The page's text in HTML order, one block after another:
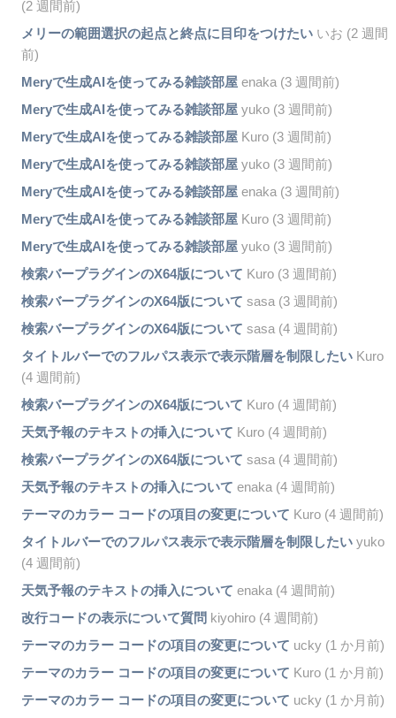
(2 週間前)
メリーの範囲選択の起点と終点に目印をつけたいいお (2 週間
前)
Meryで生成AIを使ってみる雑談部屋enaka (3 週間前)
Meryで生成AIを使ってみる雑談部屋yuko (3 週間前)
Meryで生成AIを使ってみる雑談部屋Kuro (3 週間前)
Meryで生成AIを使ってみる雑談部屋yuko (3 週間前)
Meryで生成AIを使ってみる雑談部屋enaka (3 週間前)
Meryで生成AIを使ってみる雑談部屋Kuro (3 週間前)
Meryで生成AIを使ってみる雑談部屋yuko (3 週間前)
検索バープラグインのX64版について Kuro (3 週間前)
検索バープラグインのX64版について sasa (3 週間前)
検索バープラグインのX64版について sasa (4 週間前)
タイトルバーでのフルパス表示で表示階層を制限したいKuro
(4 週間前)
検索バープラグインのX64版について Kuro (4 週間前)
天気予報のテキストの挿入について Kuro (4 週間前)
検索バープラグインのX64版について sasa (4 週間前)
天気予報のテキストの挿入について enaka (4 週間前)
テーマのカラー コードの項目の変更について Kuro (4 週間前)
タイトルバーでのフルパス表示で表示階層を制限したいyuko
(4 週間前)
天気予報のテキストの挿入について enaka (4 週間前)
改行コードの表示について質問 kiyohiro (4 週間前)
テーマのカラー コードの項目の変更について ucky (1 か月前)
テーマのカラー コードの項目の変更について Kuro (1 か月前)
テーマのカラー コードの項目の変更について ucky (1 か月前)